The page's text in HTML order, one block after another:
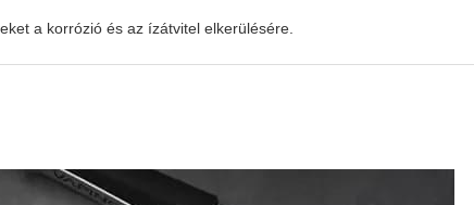
a korrózió és az ízátvitel elkerülésére.